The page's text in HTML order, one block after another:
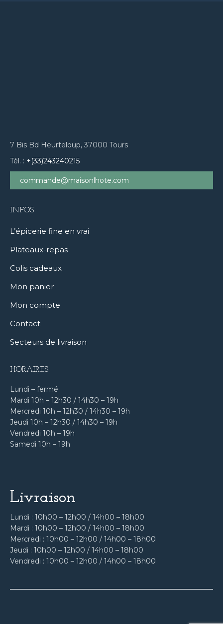
7 Bis Bd Heurteloup, 37000 Tours
Tél. : +(33)243240215
commande@maisonlhote.com
INFOS
L’épicerie fine en vrai
Plateaux-repas
Colis cadeaux
Mon panier
Mon compte
Contact
Secteurs de livraison
HORAIRES
Lundi – fermé
Mardi 10h – 12h30 / 14h30 – 19h
Mercredi 10h – 12h30 / 14h30 – 19h
Jeudi 10h – 12h30 / 14h30 – 19h
Vendredi 10h – 19h
Samedi 10h – 19h
Livraison
Lundi : 10h00 – 12h00 / 14h00 – 18h00
Mardi : 10h00 – 12h00 / 14h00 – 18h00
Mercredi : 10h00 – 12h00 / 14h00 – 18h00
Jeudi : 10h00 – 12h00 / 14h00 – 18h00
Vendredi : 10h00 – 12h00 / 14h00 – 18h00